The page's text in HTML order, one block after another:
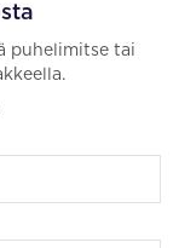
puhelimitse tai